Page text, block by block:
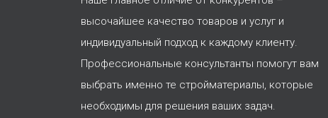
высочайшее качество товаров и услуг и
индивидуальный подход к каждому клиенту.
Профессиональные консультанты помогут вам
выбрать именно те стройматериалы, которые
необходимы для решения ваших задач.